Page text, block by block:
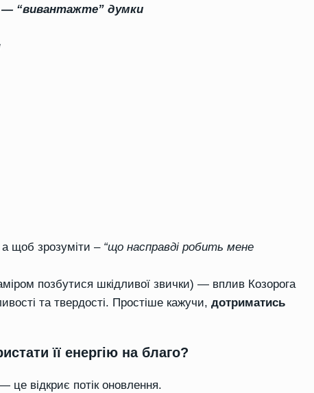
“вивантажте” думки
щоб зрозуміти – “що насправді робить мене
позбутися шкідливої звички) — вплив Козорога
та твердості. Простіше кажучи, дотриматись
її енергію на благо?
це відкриє потік оновлення.